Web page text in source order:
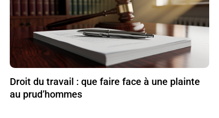
Droit du travail : que faire face à une plainte
au prud’hommes